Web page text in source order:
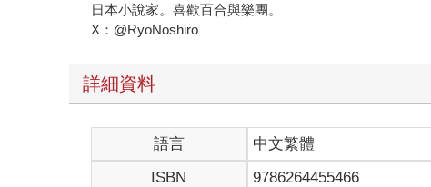
日本小說家。喜歡百合與樂團。
X：@RyoNoshiro
詳細資料
語言 中文繁體
ISBN
9786264455466